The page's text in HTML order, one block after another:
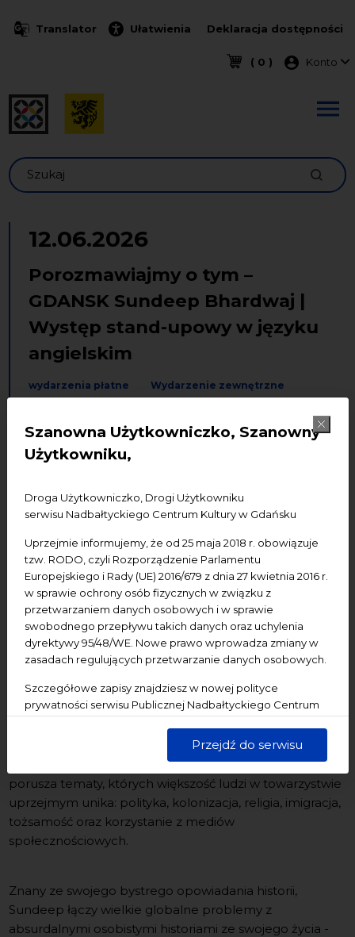
Szanowna Użytkowniczko, Szanowny
Użytkowniku,
Droga Użytkowniczko, Drogi Użytkowniku
serwisu Nadbałtyckiego Centrum Kultury w Gdańsku
Uprzejmie informujemy, że od 25 maja 2018 r. obowiązuje
tzw. RODO, czyli Rozporządzenie Parlamentu
Europejskiego i Rady (UE) 2016/679 z dnia 27 kwietnia 2016 r.
w sprawie ochrony osób fizycznych w związku z
przetwarzaniem danych osobowych i w sprawie
swobodnego przepływu takich danych oraz uchylenia
dyrektywy 95/48/WE. Nowe prawo wprowadza zmiany w
zasadach regulujących przetwarzanie danych osobowych.
Szczegółowe zapisy znajdziesz w nowej polityce
prywatności serwisu Publicznej Nadbałtyckiego Centrum
dane są przetwarzane w sposób bezpieczny, z należytą
starannością i zgodnie z obowiązującymi przepisami.
Przejdź do serwisu
Translator Ułatwienia Deklaracja dostępności
( 0 ) Menu
Konto
Szukaj
12.06.2026
Porozmawiajmy o tym –
GDANSK Sundeep Bhardwaj |
Występ stand-upowy w języku
angielskim
wydarzenia płatne Wydarzenie zewnętrzne
Dodaj do kalendarza GoogleDodaj do iCal
Skies Entertainment. Nie odpowiadamy za program
wydarzenia i nie udzielamy szczegółowych informacji
na jego temat.
Termin wydarzenia:20.06.2026, godz. 20.00-22.00
Miejsce wydarzenia:
NCK - Ratusz Staromiejski, ul.
Korzenna 33/35
Wstęp: bilety od 16,92 Euro do nabycia online
Stand-up - NA ŻYWO i bez cenzury
Podczas "Porozmawiajmy o tym" Sundeep Bhardwaj
porusza tematy, których większość ludzi w towarzystwie
uprzejmym unika: polityka, kolonizacja, religia, imigracja,
tożsamość oraz korzystanie z mediów
społecznościowych.
Znany ze swojego bystrego opowiadania historii,
Sundeep łączy wielkie globalne problemy z
absurdalnymi osobistymi historiami ze swojego życia -